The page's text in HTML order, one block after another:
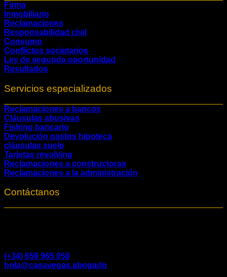
Firma
Inmobiliario
Reclamaciones
Responsabilidad civil
Consumo
Conflictos societarios
Ley de segunda oportunidad
Resultados
Servicios especializados
Reclamaciones a bancos
Cláusulas abusivas
Fishing bancario
Devolución gastos hipoteca
cláusulas suelo
Tarjetas revolving
Reclamaciones a constructoras
Reclamaciones a la administración
Contáctanos
(+34) 659 965 050
hola@casavegas.abogado